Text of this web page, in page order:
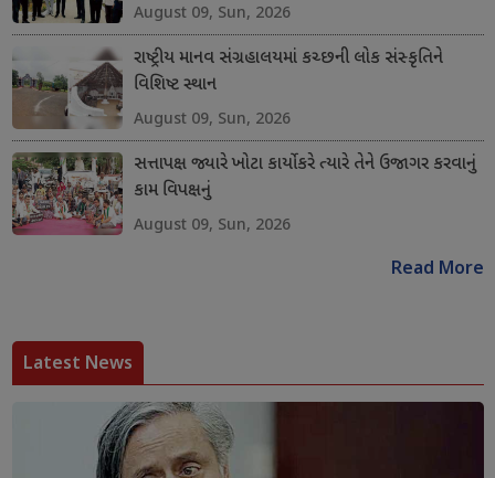
August 09, Sun, 2026
રાષ્ટ્રીય માનવ સંગ્રહાલયમાં કચ્છની લોક સંસ્કૃતિને
વિશિષ્ટ સ્થાન
August 09, Sun, 2026
સત્તાપક્ષ જ્યારે ખોટા કાર્યો કરે ત્યારે તેને ઉજાગર કરવાનું
કામ વિપક્ષનું
August 09, Sun, 2026
Read More
Latest News